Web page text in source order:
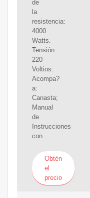
de
la
resistencia:
4000
Watts.
Tensión:
220
Voltios:
Acompa?
a:
Canasta;
Manual
de
Instrucciones
con
Obtén
el
precio